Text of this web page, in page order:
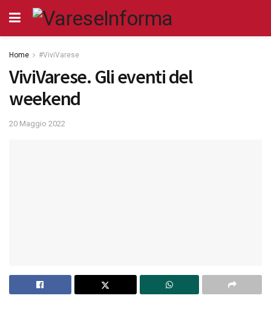
Home #ViviVarese
ViviVarese. Gli eventi del
weekend
20 Maggio 2022